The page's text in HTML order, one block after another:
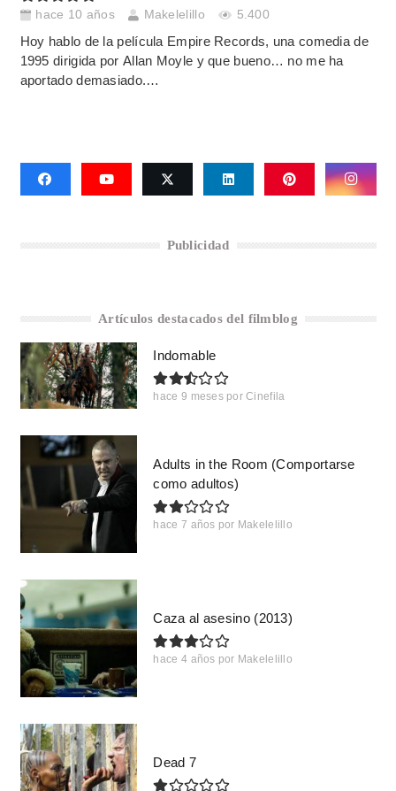
hace 10 años Makelelillo 5.400
Hoy hablo de la película Empire Records, una comedia de
1995 dirigida por Allan Moyle y que bueno… no me ha
aportado demasiado.…
Publicidad
Artículos destacados del filmblog
Indomable
hace 9 meses por Cinefila
Adults in the Room (Comportarse
como adultos)
hace 7 años por Makelelillo
Caza al asesino (2013)
hace 4 años por Makelelillo
Dead 7